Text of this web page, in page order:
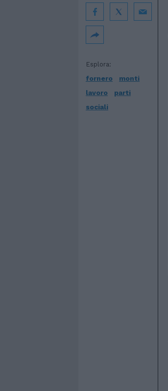
Esplora:
fornero
monti
lavoro
parti
sociali